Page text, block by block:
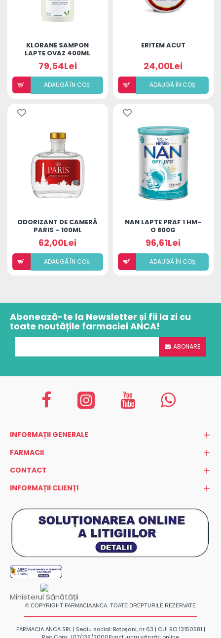
KLORANE SAMPON
LAPTE OVAZ 400ML
79,54Lei
ADAUGÃ ÎN COȘ
ERITEM ACUT
24,00Lei
ADAUGÃ ÎN COȘ
ODORIZANT DE CAMERĂ
PARIS – 100ML
62,00Lei
ADAUGÃ ÎN COȘ
NAN LAPTE PRAF 1 HM-
O 800G
96,61Lei
ADAUGÃ ÎN COȘ
Abonează-te la Newsletter și fii la zi cu
toate noutățile farmaciei ANCA!
ABONARE
INFORMAȚII GENERALE
FARMACII
CONTACT
INFORMAȚII CLIENȚI
Ministerul Sănătății
© COPYRIGHT FARMACIA ANCA. TOATE DREPTURILE REZERVATE
FARMACIA ANCA SRL | Sediu social: Botoșani, nr 63 | CUI RO 13150581 |